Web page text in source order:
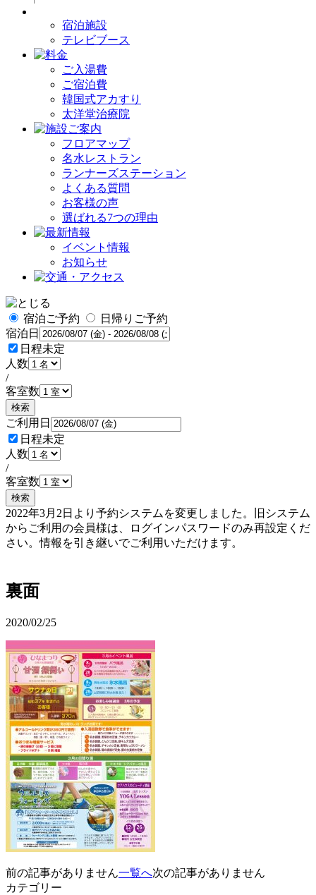
宿泊施設
テレビブース
ご入湯費
ご宿泊費
韓国式アカすり
太洋堂治療院
フロアマップ
名水レストラン
ランナーズステーション
よくある質問
お客様の声
選ばれる7つの理由
イベント情報
お知らせ
宿泊ご予約
日帰りご予約
宿泊日
日程未定
人数
/
客室数
検索
ご利用日
日程未定
人数
/
客室数
検索
2022年3月2日より予約システムを変更しました。旧システム
からご利用の会員様は、ログインパスワードのみ再設定くだ
さい。情報を引き継いでご利用いただけます。
裏面
2020/02/25
前の記事がありません一覧へ次の記事がありません
カテゴリー